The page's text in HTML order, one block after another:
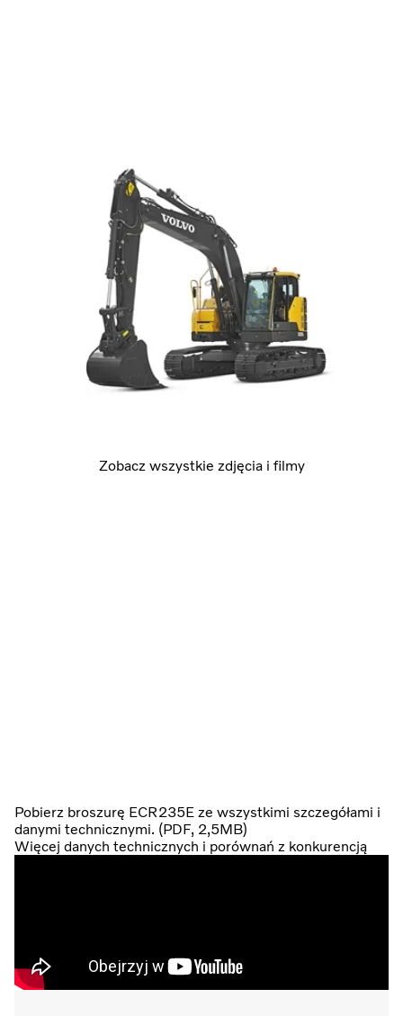
Zobacz wszystkie zdjęcia i filmy
Pobierz broszurę ECR235E ze wszystkimi szczegółami i
danymi technicznymi. (PDF, 2,5MB)
Więcej danych technicznych i porównań z konkurencją